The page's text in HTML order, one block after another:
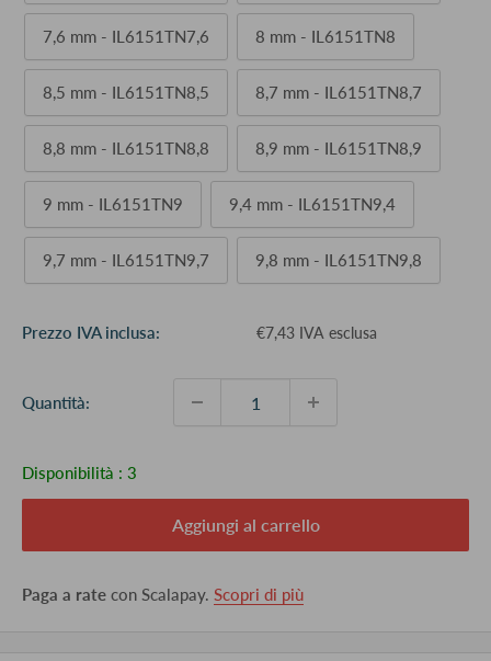
7,6 mm - IL6151TN7,6 8 mm - IL6151TN8
8,5 mm - IL6151TN8,5 8,7 mm - IL6151TN8,7
8,8 mm - IL6151TN8,8 8,9 mm - IL6151TN8,9
9 mm - IL6151TN9 9,4 mm - IL6151TN9,4
9,7 mm - IL6151TN9,7 9,8 mm - IL6151TN9,8
Prezzo IVA inclusa: €7,43 IVA esclusa
Quantità:
Disponibilità : 3
Aggiungi al carrello
Paga a rate con Scalapay. Scopri di più